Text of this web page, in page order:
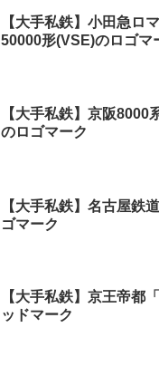
【大手私鉄】小田急ロ
50000形(VSE)のロゴマ
【大手私鉄】京阪
のロゴマーク
【大手私鉄】名古屋鉄
ゴマーク
【大手私鉄】京王帝都
ッドマーク